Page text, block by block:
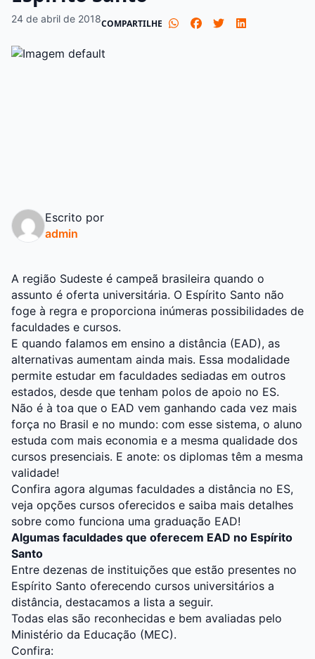
24 de abril de 2018COMPARTILHE
Escrito por
admin
A região Sudeste é campeã brasileira quando o
assunto é oferta universitária. O Espírito Santo não
foge à regra e proporciona inúmeras possibilidades de
faculdades e cursos.
E quando falamos em ensino a distância (EAD), as
alternativas aumentam ainda mais. Essa modalidade
permite estudar em faculdades sediadas em outros
estados, desde que tenham polos de apoio no ES.
Não é à toa que o EAD vem ganhando cada vez mais
força no Brasil e no mundo: com esse sistema, o aluno
estuda com mais economia e a mesma qualidade dos
cursos presenciais. E anote: os diplomas têm a mesma
validade!
Confira agora algumas faculdades a distância no ES,
veja opções cursos oferecidos e saiba mais detalhes
sobre como funciona uma graduação EAD!
Algumas faculdades que oferecem EAD no Espírito
Santo
Entre dezenas de instituições que estão presentes no
Espírito Santo oferecendo cursos universitários a
distância, destacamos a lista a seguir.
Todas elas são reconhecidas e bem avaliadas pelo
Ministério da Educação (MEC).
Confira: